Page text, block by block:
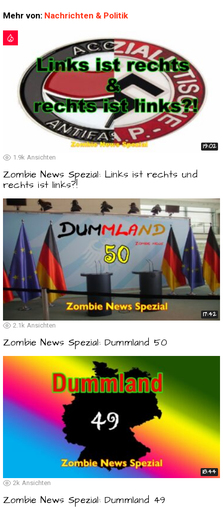
Mehr von: Nachrichten & Politik
19:02
1.9k Ansichten
Zombie News Spezial: Links ist rechts und
rechts ist links?!
17:42
2.1k Ansichten
Zombie News Spezial: Dummland 50
18:44
2k Ansichten
Zombie News Spezial: Dummland 49